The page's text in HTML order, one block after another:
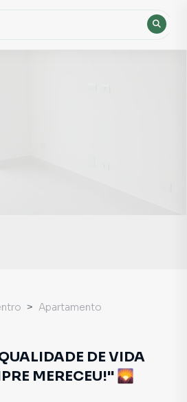
Apartamento
DE VIDA
MERECEU!" 🌄